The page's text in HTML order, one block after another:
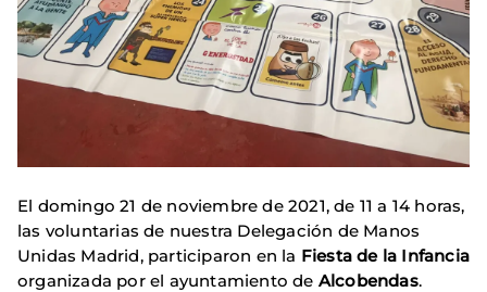
El domingo 21 de noviembre de 2021, de 11 a 14 horas,
las voluntarias de nuestra Delegación de Manos
Unidas Madrid, participaron en la Fiesta de la Infancia
organizada por el ayuntamiento de Alcobendas.